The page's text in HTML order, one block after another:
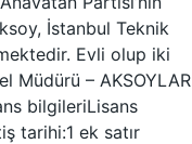
İstanbul Teknik
Evli olup iki
Müdürü – AKSOYLAR
bilgileriLisans
tarihi:1 ek satır